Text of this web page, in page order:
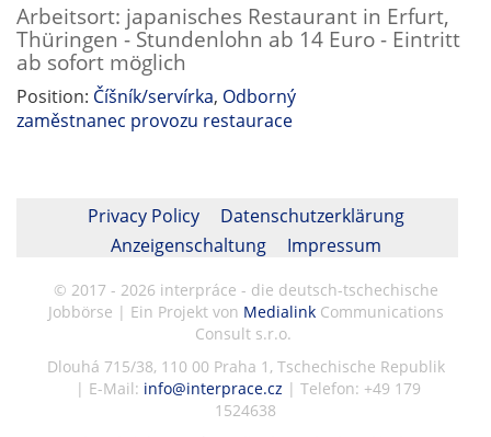
Arbeitsort: japanisches Restaurant in Erfurt,
Thüringen - Stundenlohn ab 14 Euro - Eintritt
ab sofort möglich
Position: Číšník/servírka, Odborný
zaměstnanec provozu restaurace
Privacy Policy
Datenschutzerklärung
Anzeigenschaltung
Impressum
© 2017 - 2026 interpráce - die deutsch-tschechische
Jobbörse | Ein Projekt von MedialinkCommunications
Consult s.r.o.
Dlouhá 715/38, 110 00 Praha 1, Tschechische Republik
| E-Mail: info@interprace.cz | Telefon: +49 179
1524638